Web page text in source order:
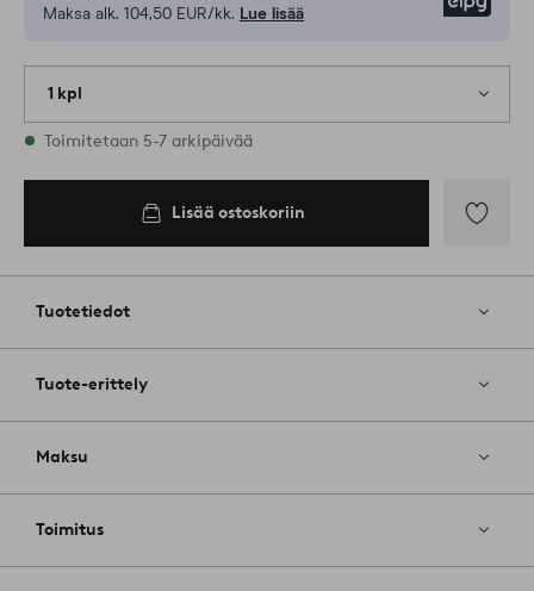
Maksa alk. 104,50 EUR/kk. Lue lisää
1 kpl
Varastossa
Toimitetaan 5-7 arkipäivää
Lisää ostoskoriin
Tuotetiedot
Tuote-erittely
Maksu
Toimitus